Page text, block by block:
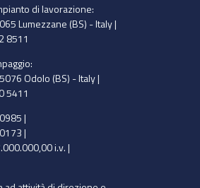
di lavorazione:
Lumezzane (BS) - Italy |
8511
Odolo (BS) - Italy |
5411
|
|
i.v. |